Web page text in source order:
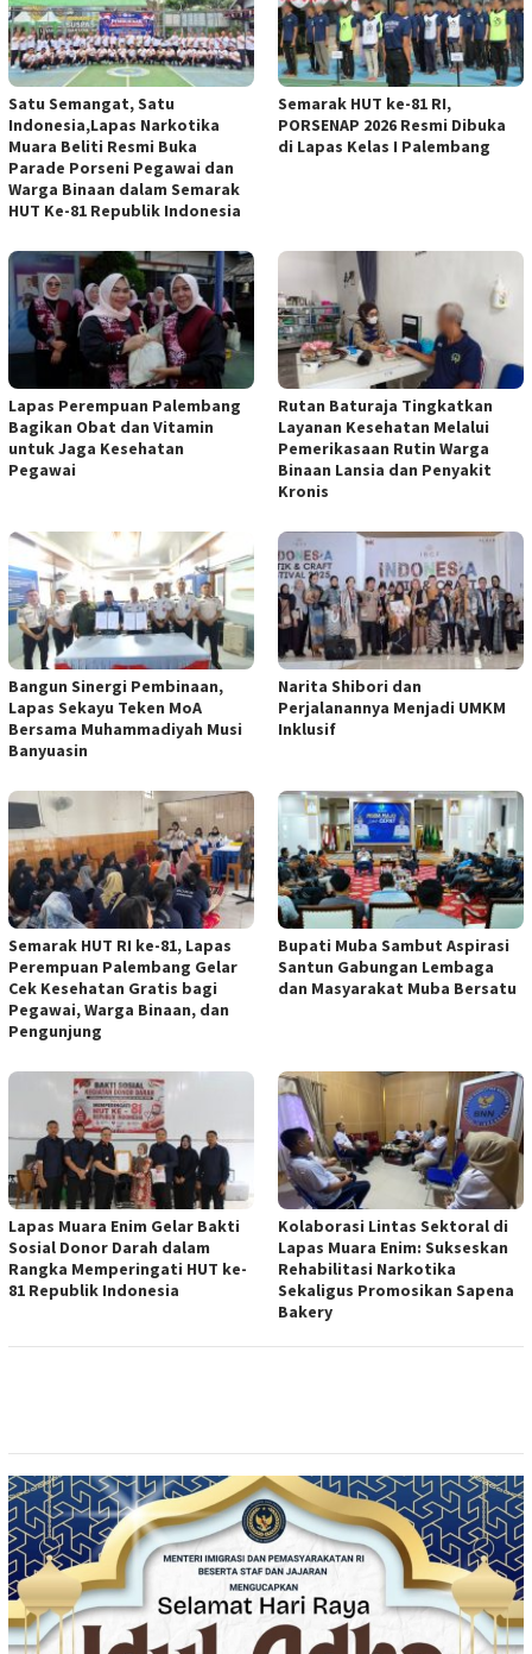
Satu Semangat, Satu
Indonesia,Lapas Narkotika
Muara Beliti Resmi Buka
Parade Porseni Pegawai dan
Warga Binaan dalam Semarak
HUT Ke-81 Republik Indonesia
Semarak HUT ke-81 RI,
PORSENAP 2026 Resmi Dibuka
di Lapas Kelas I Palembang
Lapas Perempuan Palembang
Bagikan Obat dan Vitamin
untuk Jaga Kesehatan
Pegawai
Rutan Baturaja Tingkatkan
Layanan Kesehatan Melalui
Pemerikasaan Rutin Warga
Binaan Lansia dan Penyakit
Kronis
Bangun Sinergi Pembinaan,
Lapas Sekayu Teken MoA
Bersama Muhammadiyah Musi
Banyuasin
Narita Shibori dan
Perjalanannya Menjadi UMKM
Inklusif
Semarak HUT RI ke-81, Lapas
Perempuan Palembang Gelar
Cek Kesehatan Gratis bagi
Pegawai, Warga Binaan, dan
Pengunjung
Bupati Muba Sambut Aspirasi
Santun Gabungan Lembaga
dan Masyarakat Muba Bersatu
Lapas Muara Enim Gelar Bakti
Sosial Donor Darah dalam
Rangka Memperingati HUT ke-
81 Republik Indonesia
Kolaborasi Lintas Sektoral di
Lapas Muara Enim: Sukseskan
Rehabilitasi Narkotika
Sekaligus Promosikan Sapena
Bakery